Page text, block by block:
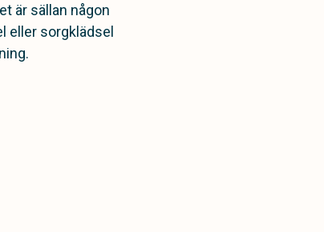
är sällan någon
eller sorgklädsel